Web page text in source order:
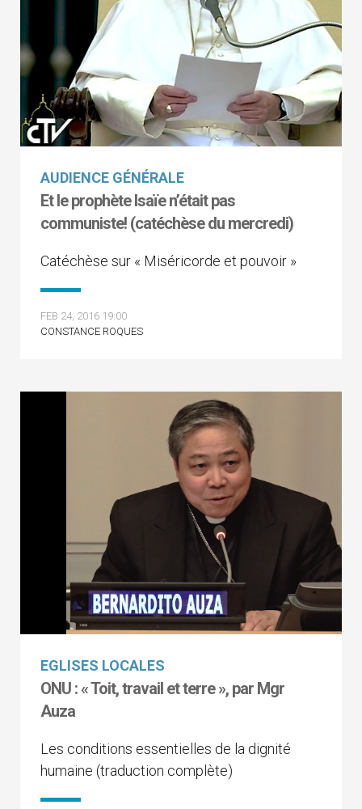
AUDIENCE GÉNÉRALE
Et le prophète Isaïe n’était pas
communiste! (catéchèse du mercredi)
Catéchèse sur « Miséricorde et pouvoir »
FEB 24, 2016 19:00
CONSTANCE ROQUES
EGLISES LOCALES
ONU : « Toit, travail et terre », par Mgr
Auza
Les conditions essentielles de la dignité
humaine (traduction complète)